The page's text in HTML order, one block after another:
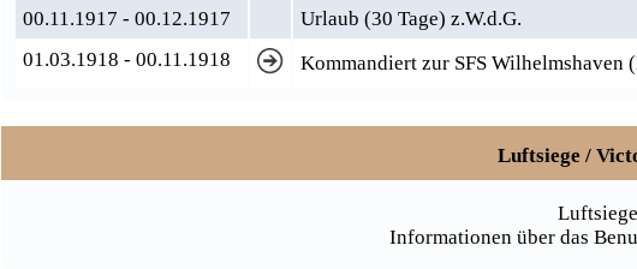
00.11.1917 - 00.12.1917
Urlaub (30 Tage) z.W.d.G.
01.03.1918 - 00.11.1918
Kommandiert zur SFS Wilhelmshaven
Luftsiege /
Informationen über das